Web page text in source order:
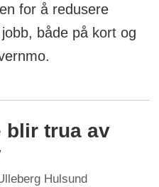
for å redusere
både på kort og
blir trua av
Hulsund